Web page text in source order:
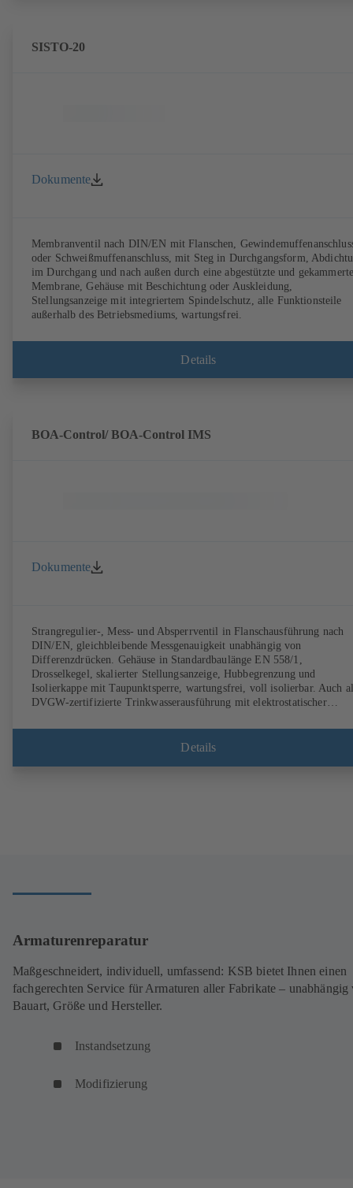
SISTO-20
Dokumente
Membranventil nach DIN/EN mit Flanschen,
oder Schweißmuffenanschluss, mit Steg in Durchgangsform,
im Durchgang und nach außen durch eine abgestützte und
Membrane, Gehäuse mit Beschichtung oder Auskleidung,
Stellungsanzeige mit integriertem Spindelschutz, alle Funktionsteile
außerhalb des Betriebsmediums, wartungsfrei.
Details
BOA-Control/ BOA‑Control IMS
Dokumente
Strangregulier-, Mess- und Absperrventil in Flanschausführung nach
DIN/EN, gleichbleibende Messgenauigkeit unabhängig von
Differenzdrücken. Gehäuse in Standardbaulänge EN 558/1,
Drosselkegel, skalierter Stellungsanzeige, Hubbegrenzung und
Isolierkappe mit Taupunktsperre, wartungsfrei, voll isolierbar. Auch
DVGW-zertifizierte Trinkwasserausführung mit elektrostatischer
Ultraschallsensorik, ohne Mediumberührung. Stationäres Monitoring
mittels BOATRONIC 100 MOD (24V AC/DC, Modbus) von
Details
Armaturenreparatur
Maßgeschneidert, individuell, umfassend: KSB bietet Ihnen einen
fachgerechten Service für Armaturen aller Fabrikate – unabhängig
Bauart, Größe und Hersteller.
Instandsetzung
Modifizierung